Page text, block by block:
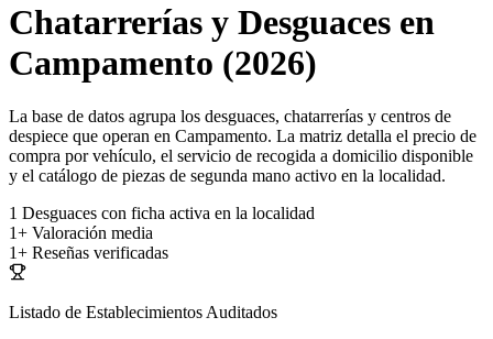
Chatarrerías y Desguaces en
Campamento (2026)
La base de datos agrupa los desguaces, chatarrerías y centros de
despiece que operan en Campamento. La matriz detalla el precio de
compra por vehículo, el servicio de recogida a domicilio disponible
y el catálogo de piezas de segunda mano activo en la localidad.
1 Desguaces con ficha activa en la localidad
1+ Valoración media
1+ Reseñas verificadas
Listado de Establecimientos Auditados